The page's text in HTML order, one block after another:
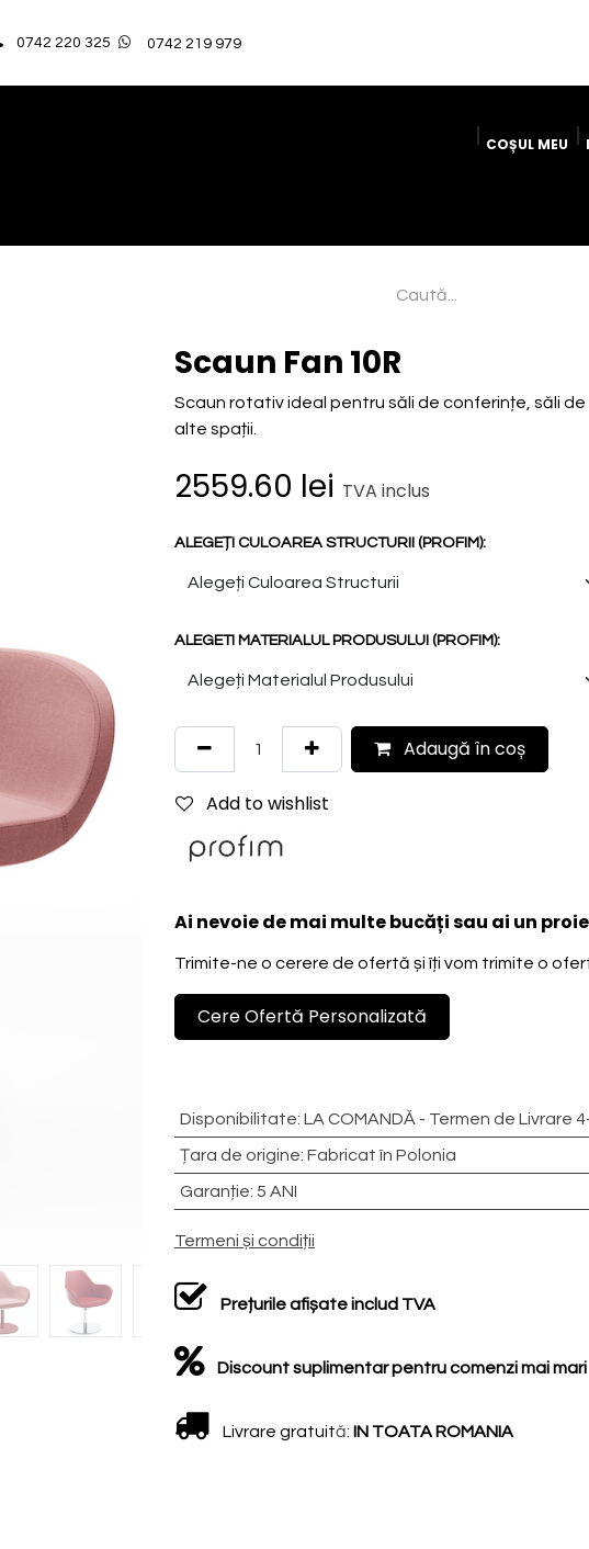
0742 220 325 0742 219 979
​COȘUL ​ME​U
Scaun Fan 10R
Scaun rotativ ideal pentru săli de conferințe, săli
alte spații.
2559.60 lei TVA inclus
ALEGEȚI CULOAREA STRUCTURII (PROFIM):
ALEGETI MATERIALUL PRODUSULUI (PROFIM):
Adaugă în coș
Add to wishlist
Ai nevoie de mai multe bucăți sau ai un
Trimite-ne o cerere de ofertă și îți vom trimite o
Cere Ofertă Personalizată
Disponibilitate: LA COMANDĂ - Termen de Livrare
Țara de origine: Fabricat în Polonia
Garanție: 5 ANI
Termeni și condiții
Prețurile afișate includ TVA
Discount suplimentar pentru comenzi mai mari
Livrare gratuită: IN TOATA ROMANIA